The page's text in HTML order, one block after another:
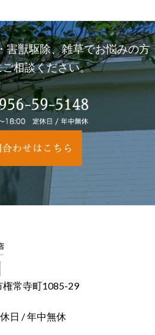
害獣駆除、雑草でお悩みの方
相談ください。
権常寺町1085-29
日 / 年中無休